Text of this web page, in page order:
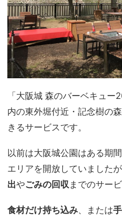
「大阪城 森のバーベキュ
内の東外堀付近・記念樹の
きるサービスです。
以前は大阪城公園はある期
エリアを開放していました
出やごみの回収 までのサー
食材だけ持ち込み、または